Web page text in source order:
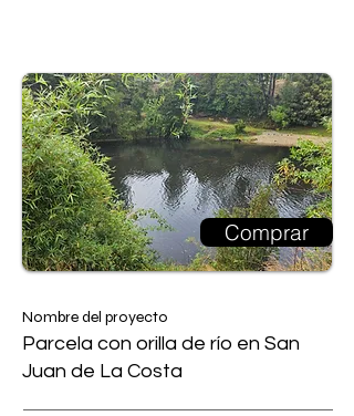
Comprar
Nombre del proyecto
Parcela con orilla de río en San
Juan de La Costa